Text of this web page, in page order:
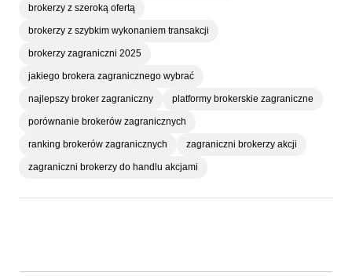
brokerzy z szeroką ofertą
brokerzy z szybkim wykonaniem transakcji
brokerzy zagraniczni 2025
jakiego brokera zagranicznego wybrać
najlepszy broker zagraniczny platformy brokerskie zagraniczne
porównanie brokerów zagranicznych
ranking brokerów zagranicznych zagraniczni brokerzy akcji
zagraniczni brokerzy do handlu akcjami